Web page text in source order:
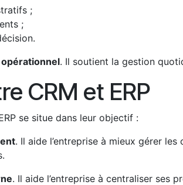
;
;
. Il soutient la gestion
CRM et ERP
se situe dans leur objectif :
. Il aide l’entreprise à mieux gérer
. Il aide l’entreprise à centraliser ses